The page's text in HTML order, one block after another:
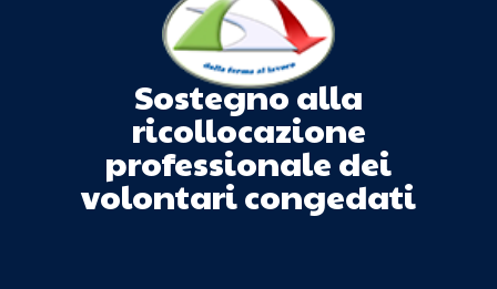
Sostegno alla
ricollocazione
professionale dei
volontari congedati